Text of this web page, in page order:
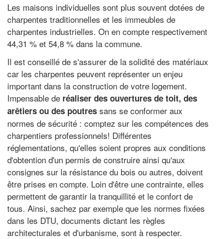
Les maisons individuelles sont plus souvent dotées de
charpentes traditionnelles et les immeubles de
charpentes industrielles. On en compte respectivement
44,31 % et 54,8 % dans la commune.
Il est conseillé de s'assurer de la solidité des matériaux
car les charpentes peuvent représenter un enjeu
important dans la construction de votre logement.
Impensable de réaliser des ouvertures de toit, des
arêtiers ou des poutres sans se conformer aux
normes de sécurité : comptez sur les compétences des
charpentiers professionnels! Différentes
réglementations, qu'elles soient propres aux conditions
d'obtention d'un permis de construire ainsi qu'aux
consignes sur la résistance du bois ou autres, doivent
être prises en compte. Loin d'être une contrainte, elles
permettent de garantir la tranquillité et le confort de
tous. Ainsi, sachez par exemple que les normes fixées
dans les DTU, documents dictant les règles
architecturales et d'urbanisme, sont à respecter.